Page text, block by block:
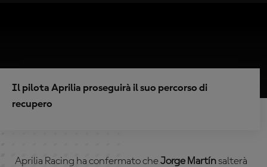
Il pilota Aprilia proseguirà il suo percorso di
recupero
Aprilia Racing ha confermato cheJorge Martínsalterà